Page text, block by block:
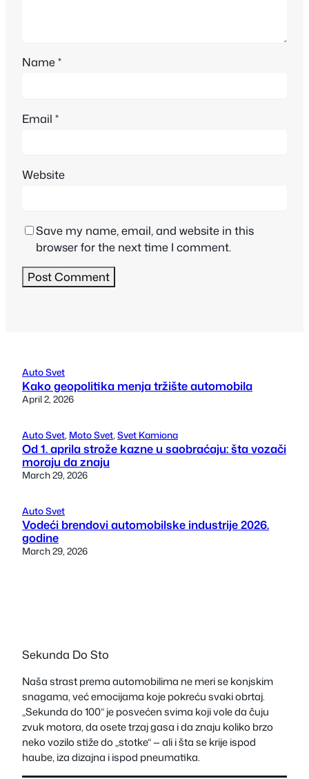
Name*
Email *
Website
Save my name, email, and website in this
browser for the next time I comment.
Auto Svet
Kako geopolitika menja tržište automobila
April 2, 2026
Auto Svet, Moto Svet, Svet Kamiona
Od 1. aprila strože kazne u saobraćaju: šta vozači
moraju da znaju
March 29, 2026
Auto Svet
Vodeći brendovi automobilske industrije 2026.
godine
March 29, 2026
Sekunda Do Sto
Naša strast prema automobilima ne meri se konjskim
snagama, već emocijama koje pokreću svaki obrtaj.
„Sekunda do 100“ je posvećen svima koji vole da čuju
zvuk motora, da osete trzaj gasa i da znaju koliko brzo
neko vozilo stiže do „stotke“ — ali i šta se krije ispod
haube, iza dizajna i ispod pneumatika.